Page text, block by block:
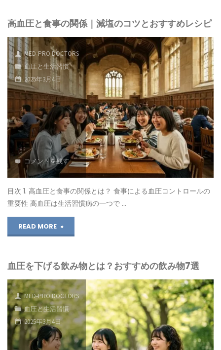
ら
す
と
圧
は
下
が
る？"
圧
と
ア
ル
ー
ル
の
関
係
酒
の
飲
み
方
高血圧と食事の関係｜減塩のコツとおすすめレシピ
MED-PRO DOCTORS
血圧と生活習慣
2025年3月4日
コメントを残す
目次 1. 高血圧と食事の関係とは？ 食事による血圧コントロールの
重要性 高血圧は生活習慣病の一つで …
READ MORE
"高
圧
と
食
の
血圧を下げる飲み物とは？おすすめの飲み物7選
MED-PRO DOCTORS
血圧と生活習慣
2025年3月4日